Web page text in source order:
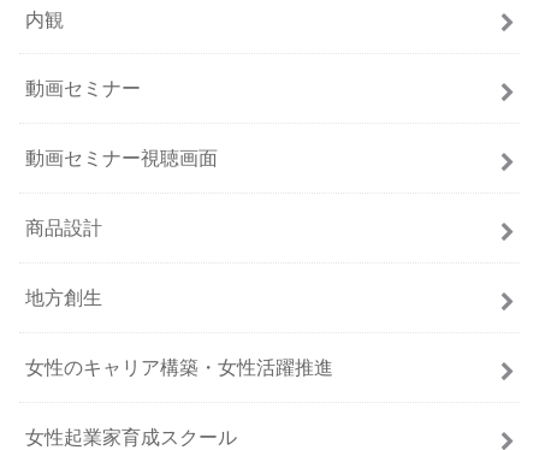
内観
動画セミナー
動画セミナー視聴画面
商品設計
地方創生
女性のキャリア構築・女性活躍推進
女性起業家育成スクール